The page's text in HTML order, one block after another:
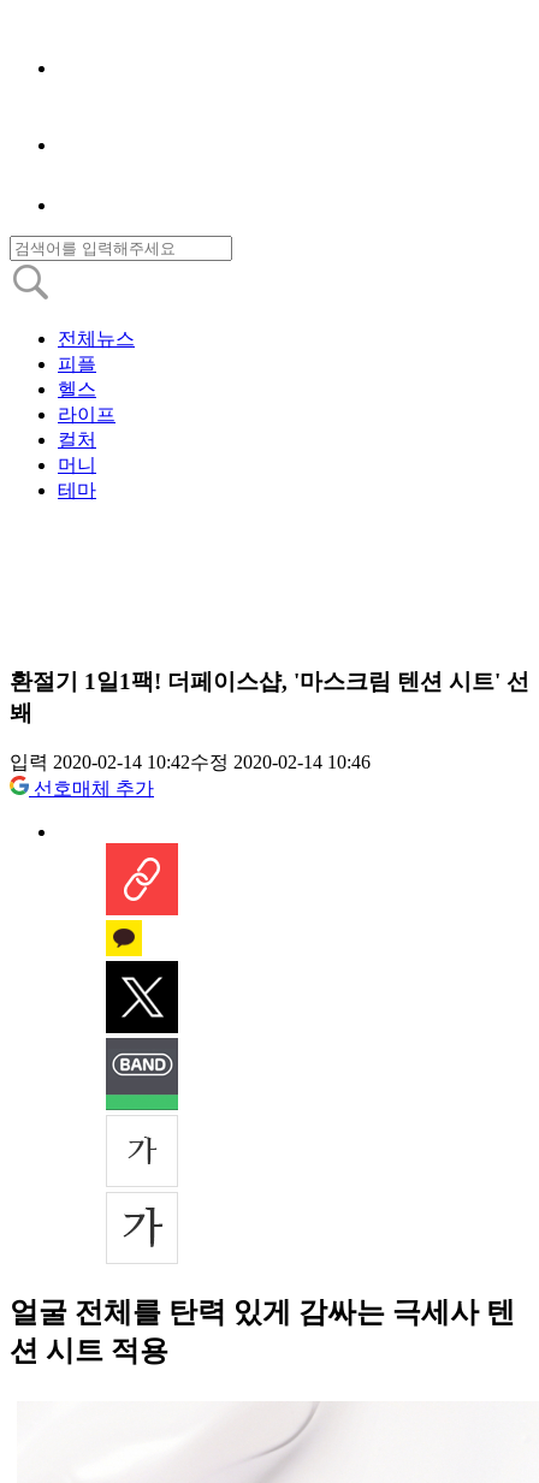
전체뉴스
피플
헬스
라이프
컬처
머니
테마
환절기 1일1팩! 더페이스샵, '마스크림 텐션 시트' 선
봬
입력 2020-02-14 10:42수정 2020-02-14 10:46
선호매체 추가
얼굴 전체를 탄력 있게 감싸는 극세사 텐
션 시트 적용